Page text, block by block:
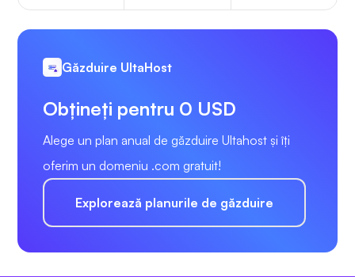
Găzduire UltaHost
Obțineți pentru 0 USD
Alege un plan anual de găzduire Ultahost și îți
oferim un domeniu .com gratuit!
Explorează planurile de găzduire